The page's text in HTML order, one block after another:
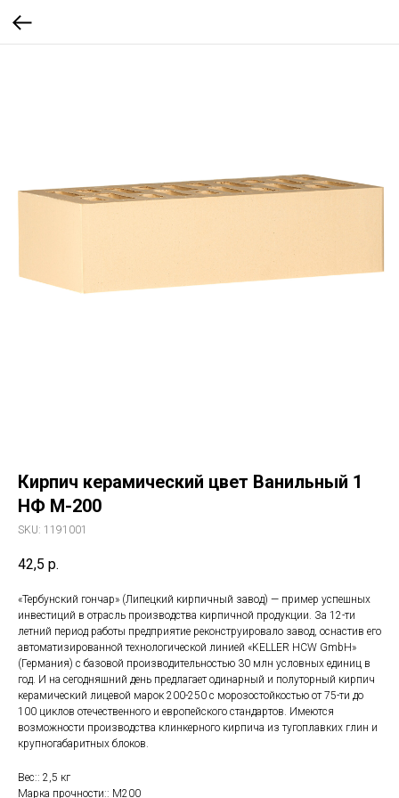
Кирпич керамический цвет Ванильный 1
НФ М-200
SKU: 1191001
42,5 р.
«Тербунский гончар» (Липецкий кирпичный завод) — пример успешных
инвестиций в отрасль производства кирпичной продукции. За 12-ти
летний период работы предприятие реконструировало завод, оснастив его
автоматизированной технологической линией «KELLER HCW GmbH»
(Германия) с базовой производительностью 30 млн условных единиц в
год. И на сегодняшний день предлагает одинарный и полуторный кирпич
керамический лицевой марок 200-250 с морозостойкостью от 75-ти до
100 циклов отечественного и европейского стандартов. Имеются
возможности производства клинкерного кирпича из тугоплавких глин и
крупногабаритных блоков.
Вес:: 2,5 кг
Марка прочности:: М200